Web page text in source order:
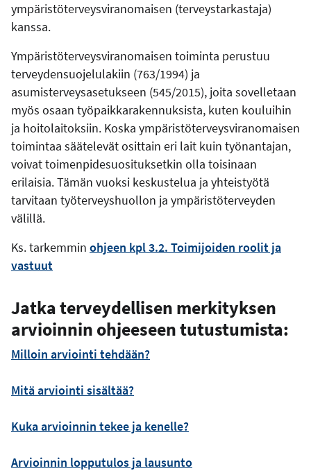
ympäristöterveysviranomaisen (terveystarkastaja)
kanssa.
Ympäristöterveysviranomaisen toiminta perustuu
terveydensuojelulakiin (763/1994) ja
asumisterveysasetukseen (545/2015), joita sovelletaan
myös osaan työpaikkarakennuksista, kuten kouluihin
ja hoitolaitoksiin. Koska ympäristöterveysviranomaisen
toimintaa säätelevät osittain eri lait kuin työnantajan,
voivat toimenpidesuosituksetkin olla toisinaan
erilaisia. Tämän vuoksi keskustelua ja yhteistyötä
tarvitaan työterveyshuollon ja ympäristöterveyden
välillä.
Ks. tarkemmin ohjeen kpl 3.2. Toimijoiden roolit ja
vastuut
Jatka terveydellisen merkityksen
arvioinnin ohjeeseen tutustumista:
Milloin arviointi tehdään?
Mitä arviointi sisältää?
Kuka arvioinnin tekee ja kenelle?
Arvioinnin lopputulos ja lausunto